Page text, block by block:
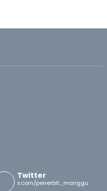
Twitter
x.com/penerbit_manggu